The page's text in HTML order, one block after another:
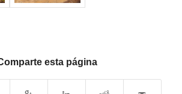
esta página